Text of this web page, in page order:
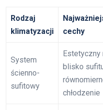
Rodzaj
klimatyzacji
cechy
System
ścienno-
sufitowy
Estetyczny
blisko
chłodzenie